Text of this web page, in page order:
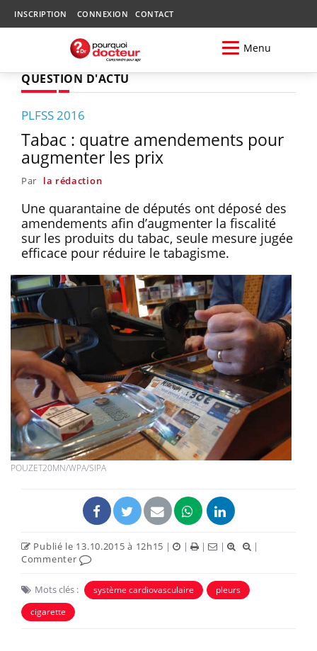
INSCRIPTION CONNEXION CONTACT
Menu
QUESTION D'ACTU
PLFSS 2016
Tabac : quatre amendements pour
augmenter les prix
Par la rédaction
Une quarantaine de députés ont déposé des
amendements afin d’augmenter la fiscalité
sur les produits du tabac, seule mesure jugée
efficace pour réduire le tabagisme.
POUZET20MN/WPA/SIPA
Publié le 13.10.2015 à 12h15 | | | |
|
Commenter
Mots clés : système cardiovasculaire
pleurs
cigarette